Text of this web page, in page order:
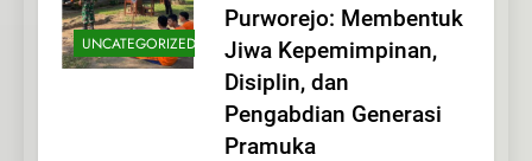
UNCATEGORIZED
Purworejo: Membentuk
Jiwa Kepemimpinan,
Disiplin, dan
Pengabdian Generasi
Pramuka